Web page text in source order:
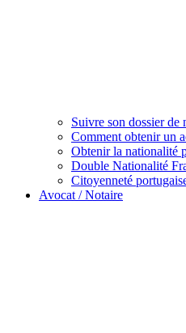
Suivre son dossier de
Comment obtenir un
Obtenir la nationalité
Double Nationalité
Citoyenneté
Avocat / Notaire